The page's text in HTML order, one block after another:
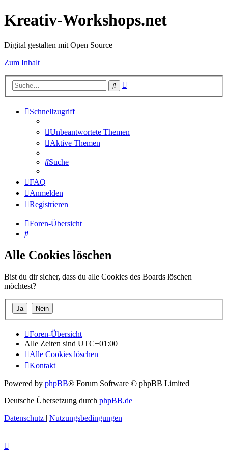
Kreativ-Workshops.net
Digital gestalten mit Open Source
Zum Inhalt
Suche
Schnellzugriff
Unbeantwortete Themen
Aktive Themen
Suche
FAQ
Anmelden
Registrieren
Foren-Übersicht
Suche
Alle Cookies löschen
Bist du dir sicher, dass du alle Cookies des Boards löschen
möchtest?
Foren-Übersicht
Alle Zeiten sind UTC+01:00
Alle Cookies löschen
Kontakt
Powered by phpBB® Forum Software © phpBB Limited
Deutsche Übersetzung durch phpBB.de
Datenschutz | Nutzungsbedingungen